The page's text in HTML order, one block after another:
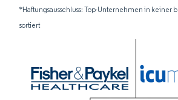
*Haftungsausschluss: Top-Unternehmen in keiner
sortiert